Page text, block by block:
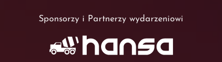
Sponsorzy i Partnerzy wydarzeniowi